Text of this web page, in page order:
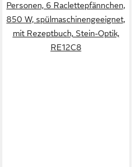
Personen, 6 Raclettepfännchen,
850 W, spülmaschinengeeignet,
mit Rezeptbuch, Stein-Optik,
RE12C8